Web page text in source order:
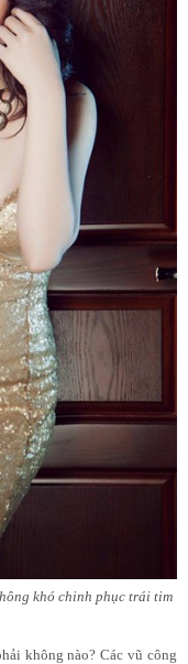
khó chinh phục trái tim
không nào? Các vũ công